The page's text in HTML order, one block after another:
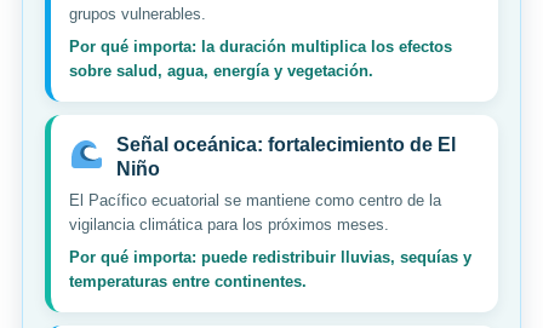
grupos vulnerables.
Por qué importa: la duración multiplica los efectos
sobre salud, agua, energía y vegetación.
Señal oceánica: fortalecimiento de El
Niño
El Pacífico ecuatorial se mantiene como centro de la
vigilancia climática para los próximos meses.
Por qué importa: puede redistribuir lluvias, sequías y
temperaturas entre continentes.